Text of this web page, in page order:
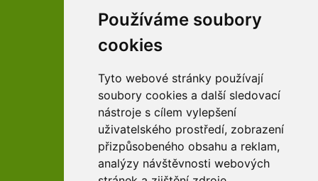
Používáme soubory
cookies
Tyto webové stránky používají
soubory cookies a další sledovací
nástroje s cílem vylepšení
uživatelského prostředí, zobrazení
přizpůsobeného obsahu a reklam,
analýzy návštěvnosti webových
Youtube kanál arboreta